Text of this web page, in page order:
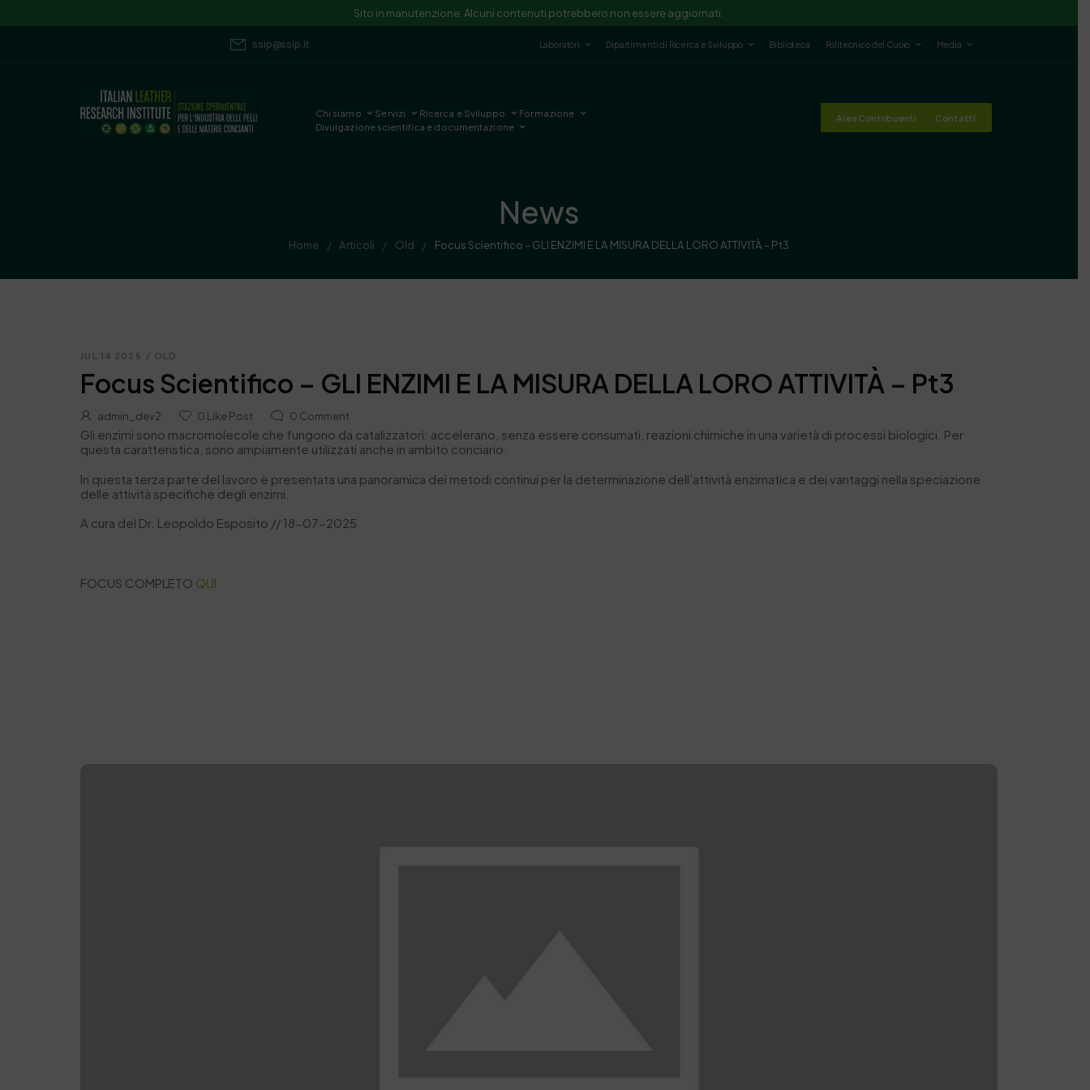
Sito in manutenzione. Alcuni contenuti potrebbero non essere aggiornati.
ssip@ssip.it Laboratori Dipartimenti di Ricerca e Sviluppo Biblioteca Politecnico del Cuoio Media
Chi siamo Servizi Ricerca e Sviluppo
Formazione
Divulgazione scientifica e documentazione
Area Contribuenti Contatti
News
Home / Articoli / Old / Focus Scientifico – GLI ENZIMI E LA MISURA DELLA LORO ATTIVITÀ – Pt3
JUL 14 2025 / OLD
Focus Scientifico – GLI ENZIMI E LA MISURA DELLA LORO ATTIVITÀ – Pt3
admin_dev2 0 Like Post 0 Comment
Gli enzimi sono macromolecole che fungono da catalizzatori: accelerano, senza essere consumati, reazioni chimiche in una varietà di processi biologici. Per
questa caratteristica, sono ampiamente utilizzati anche in ambito conciario.
In questa terza parte del lavoro è presentata una panoramica dei metodi continui per la determinazione dell’attività enzimatica e dei vantaggi nella speciazione
delle attività specifiche degli enzimi.
A cura del Dr. Leopoldo Esposito // 18-07-2025
FOCUS COMPLETO QUI